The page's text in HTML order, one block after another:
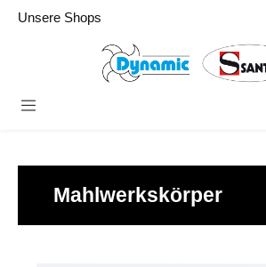
springen
Unsere Shops
Mahlwerkskörper